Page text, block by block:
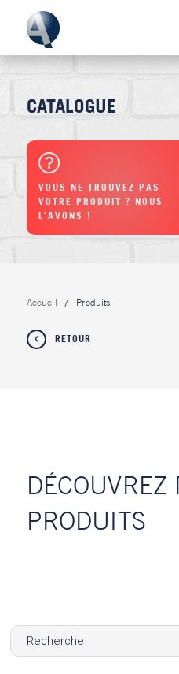
CATALOGUE
VOUS NE TROUVEZ PAS
VOTRE PRODUIT ? NOUS
L'AVONS !
Accueil Produits
RETOUR
DÉCOUVREZ
PRODUITS